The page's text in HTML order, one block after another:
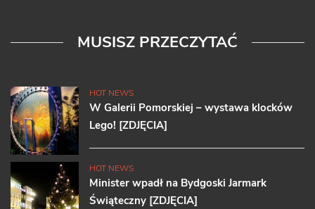
MUSISZ PRZECZYTAĆ
HOT NEWS
W Galerii Pomorskiej – wystawa klocków
Lego! [ZDJĘCIA]
HOT NEWS
Minister wpadł na Bydgoski Jarmark
Świąteczny [ZDJĘCIA]